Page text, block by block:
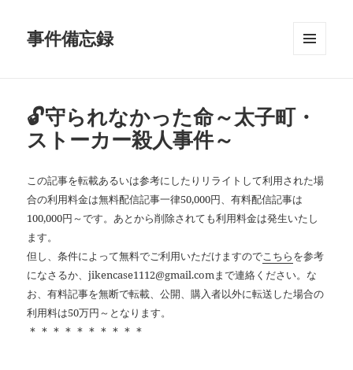
事件備忘録
🔓守られなかった命～太子町・
ストーカー殺人事件～
この記事を転載あるいは参考にしたりリライトして利用された場
合の利用料金は無料配信記事一律50,000円、有料配信記事は
100,000円～です。あとから削除されても利用料金は発生いたし
ます。
但し、条件によって無料でご利用いただけますのでこちらを参考
になさるか、jikencase1112@gmail.comまで連絡ください。な
お、有料記事を無断で転載、公開、購入者以外に転送した場合の
利用料は50万円～となります。
＊＊＊＊＊＊＊＊＊＊